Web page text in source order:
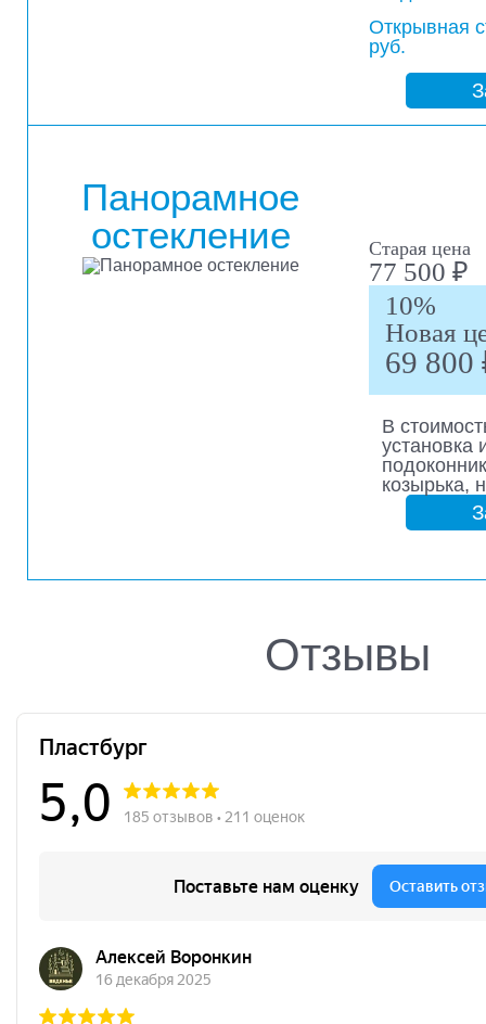
Открывная
руб.
Панорамное
остекление
Старая цена
77 500 ₽
10%
Новая
69 800
В
установка
козырька,
Отзывы